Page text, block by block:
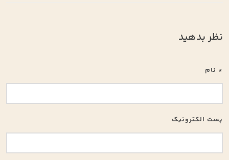
نظر بدهید
* نام
پست الکترونیک